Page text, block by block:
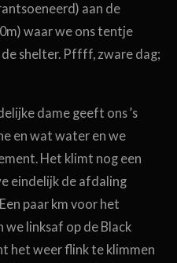
aan de
waar we ons tentje
shelter. Pffff, zware dag;
dame geeft ons ’s
en wat water en we
Het klimt nog een
eindelijk de afdaling
paar km voor het
we linksaf op de Black
het weer flink te klimmen